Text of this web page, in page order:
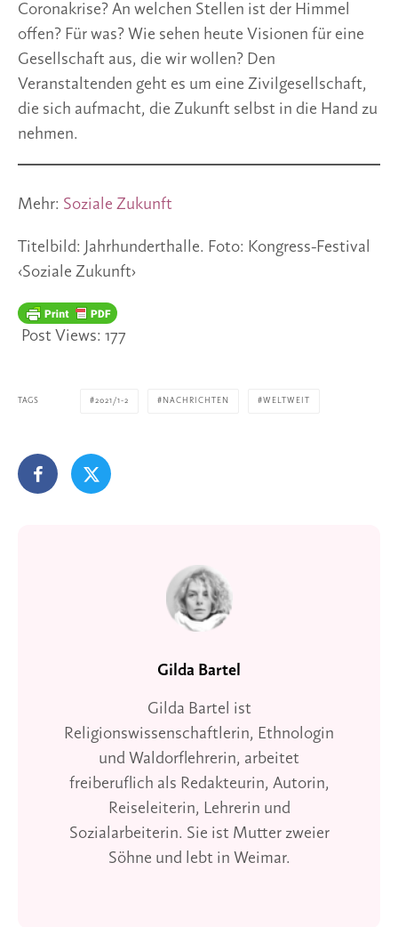
Coronakrise? An welchen Stellen ist der Himmel
offen? Für was? Wie sehen heute Visionen für eine
Gesellschaft aus, die wir wollen? Den
Veranstaltenden geht es um eine Zivilgesellschaft,
die sich aufmacht, die Zukunft selbst in die Hand zu
nehmen.
Mehr: Soziale Zukunft
Titelbild: Jahrhunderthalle. Foto: Kongress-Festival
‹Soziale Zukunft›
Post Views: 177
TAGS 2021/1-2 NACHRICHTEN WELTWEIT
Gilda Bartel
Gilda Bartel ist
Religionswissenschaftlerin, Ethnologin
und Waldorflehrerin, arbeitet
freiberuflich als Redakteurin, Autorin,
Reiseleiterin, Lehrerin und
Sozialarbeiterin. Sie ist Mutter zweier
Söhne und lebt in Weimar.